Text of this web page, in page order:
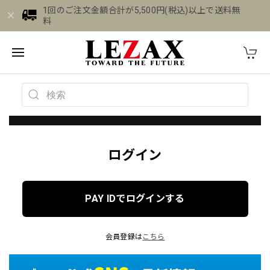
1回のご注文金額合計が5,500円(税込)以上で送料無
料
ログイン
PAY IDでログインする
会員登録はこちら